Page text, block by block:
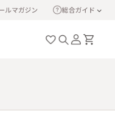
ルマガジン 総合ガイド